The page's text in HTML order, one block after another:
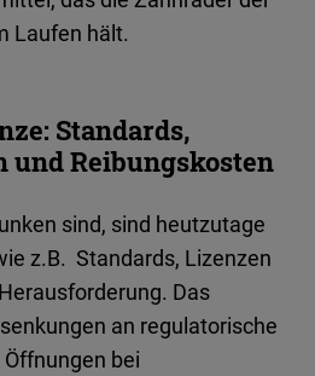
Laufen hält.
Standards,
und Reibungskosten
sind, sind heutzutage
z.B. Standards, Lizenzen
Das
an regulatorische
bei